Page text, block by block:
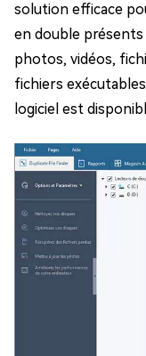
solution efficace
en double
photos, vidéos,
fichiers
logiciel est